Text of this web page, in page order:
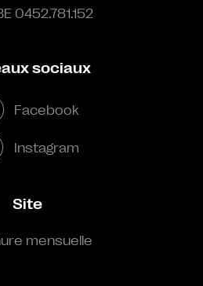
0452.781.152
sociaux
Facebook
Instagram
Site
mensuelle